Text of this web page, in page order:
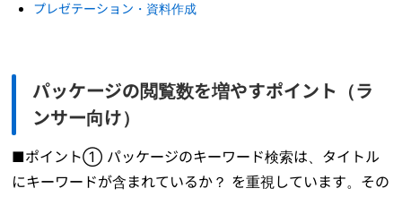
プレゼテーション・資料作成
パッケージの閲覧数を増やすポイント（ラ
ンサー向け）
■ポイント① パッケージのキーワード検索は、タイトル
にキーワードが含まれているか？ を重視しています。その